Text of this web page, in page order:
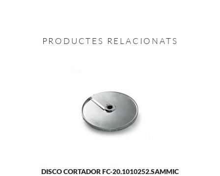
PRODUCTES RELACIONATS
DISCO CORTADOR FC-20.1010252.SAMMIC